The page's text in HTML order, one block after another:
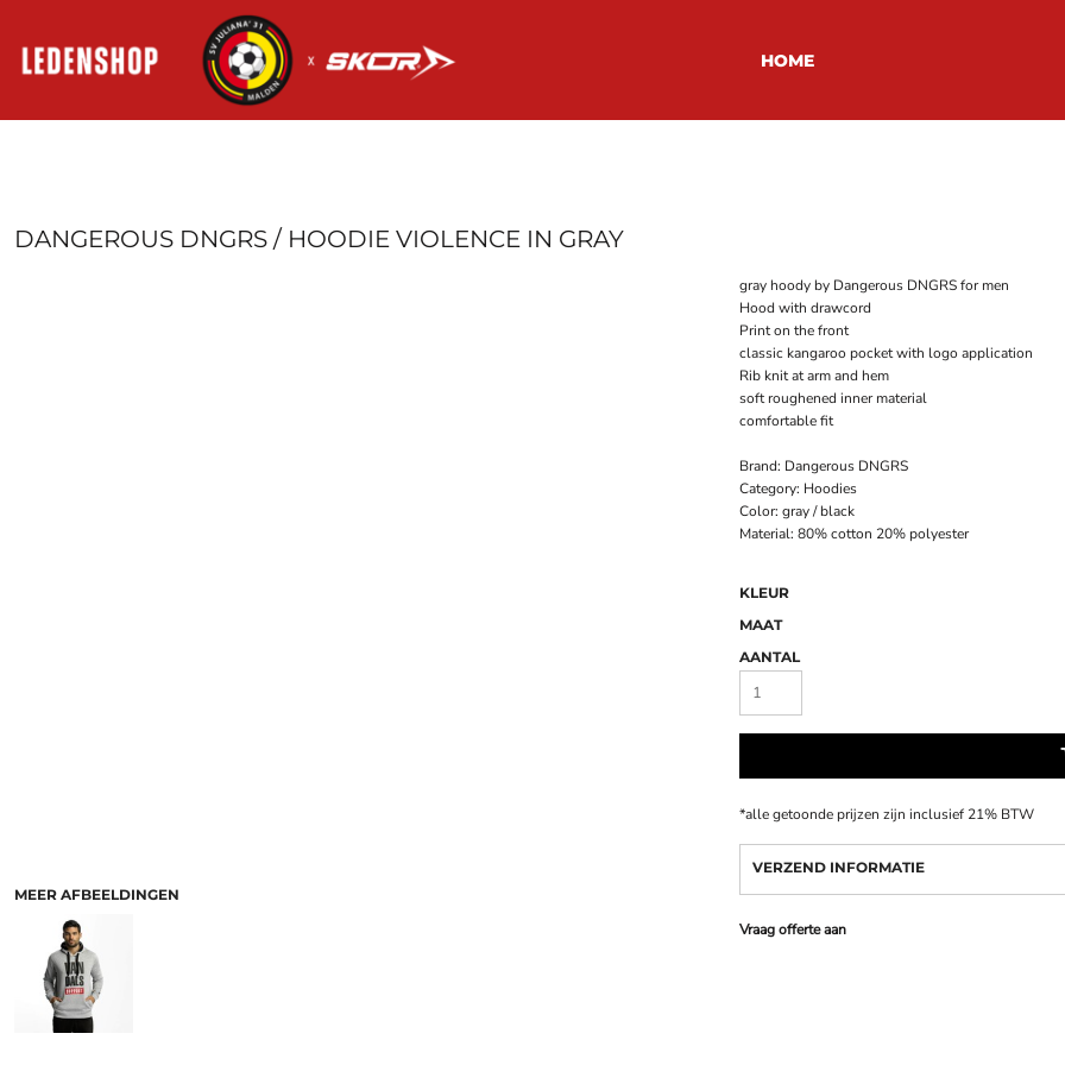
HOME
DANGEROUS DNGRS / HOODIE VIOLENCE IN GRAY
MEER AFBEELDINGEN
gray hoody by Dangerous DNGRS for men
Hood with drawcord
Print on the front
classic kangaroo pocket with logo application
Rib knit at arm and hem
soft roughened inner material
comfortable fit
Brand: Dangerous DNGRS
Category: Hoodies
Color: gray / black
Material: 80% cotton 20% polyester
KLEUR
MAAT
AANTAL
*alle getoonde prijzen zijn inclusief 21% BTW
VERZEND INFORMATIE
Vraag offerte aan
REGISTREER